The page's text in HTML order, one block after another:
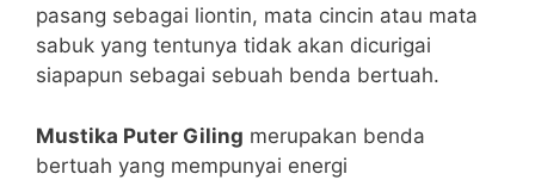
pasang sebagai liontin, mata cincin atau mata
sabuk yang tentunya tidak akan dicurigai
siapapun sebagai sebuah benda bertuah.
Mustika Puter Giling merupakan benda
bertuah yang mempunyai energi